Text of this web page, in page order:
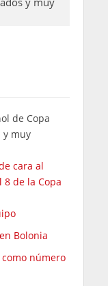
de Copa
y muy
cara al
8 de la Copa
Bolonia
número